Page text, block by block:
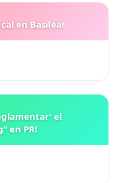
en Basilea!
el
en PR!